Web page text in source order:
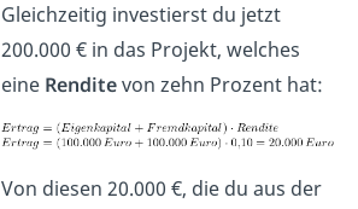
Gleichzeitig investierst du jetzt
200.000 € in das Projekt, welches
eine Renditevon zehn Prozent hat:
Von diesen 20.000 €, die du aus der